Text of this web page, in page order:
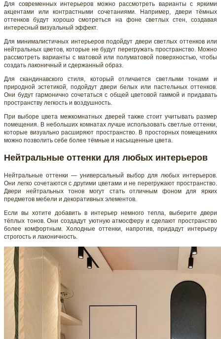
Для современных интерьеров можно рассмотреть варианты с яркими
акцентами или контрастными сочетаниями. Например, двери тёмных
оттенков будут хорошо смотреться на фоне светлых стен, создавая
интересный визуальный эффект.
Для минималистичных интерьеров подойдут двери светлых оттенков или
нейтральных цветов, которые не будут перегружать пространство. Можно
рассмотреть варианты с матовой или полуматовой поверхностью, чтобы
создать лаконичный и сдержанный образ.
Для скандинавского стиля, который отличается светлыми тонами и
природной эстетикой, подойдут двери белых или пастельных оттенков.
Они будут гармонично сочетаться с общей цветовой гаммой и придавать
пространству легкость и воздушность.
При выборе цвета межкомнатных дверей также стоит учитывать размер
помещения. В небольших комнатах лучше использовать светлые оттенки,
которые визуально расширяют пространство. В просторных помещениях
можно позволить себе более тёмные и насыщенные цвета.
Нейтральные оттенки для любых интерьеров
Нейтральные оттенки — универсальный выбор для любых интерьеров.
Они легко сочетаются с другими цветами и не перегружают пространство.
Двери нейтральных тонов могут стать отличным фоном для ярких
предметов мебели и декоративных элементов.
Если вы хотите добавить в интерьер немного тепла, выберите двери
тёплых тонов. Они создадут уютную атмосферу и сделают пространство
более комфортным. Холодные оттенки, напротив, придадут интерьеру
строгость и лаконичность.